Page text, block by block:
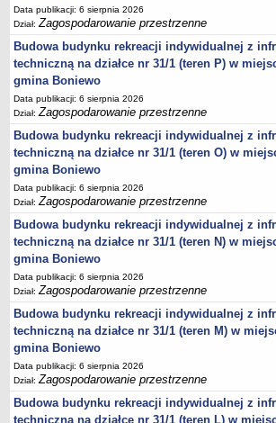
Data publikacji: 6 sierpnia 2026
Dział:Zagospodarowanie przestrzenne
Budowa budynku rekreacji indywidualnej z
techniczną na działce nr 31/1 (teren P) w
gmina Boniewo
Data publikacji: 6 sierpnia 2026
Dział:Zagospodarowanie przestrzenne
Budowa budynku rekreacji indywidualnej z
techniczną na działce nr 31/1 (teren O) w
gmina Boniewo
Data publikacji: 6 sierpnia 2026
Dział:Zagospodarowanie przestrzenne
Budowa budynku rekreacji indywidualnej z
techniczną na działce nr 31/1 (teren N) w
gmina Boniewo
Data publikacji: 6 sierpnia 2026
Dział:Zagospodarowanie przestrzenne
Budowa budynku rekreacji indywidualnej z
techniczną na działce nr 31/1 (teren M) w
gmina Boniewo
Data publikacji: 6 sierpnia 2026
Dział:Zagospodarowanie przestrzenne
Budowa budynku rekreacji indywidualnej z
techniczną na działce nr 31/1 (teren L) w